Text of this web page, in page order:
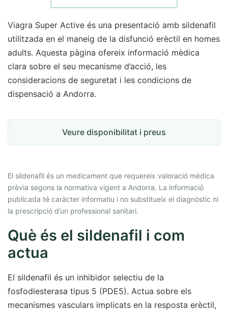
Viagra Super Active és una presentació amb sildenafil
utilitzada en el maneig de la disfunció erèctil en homes
adults. Aquesta pàgina ofereix informació mèdica
clara sobre el seu mecanisme d’acció, les
consideracions de seguretat i les condicions de
dispensació a Andorra.
Veure disponibilitat i preus
El sildenafil és un medicament que requereix valoració mèdica
prèvia segons la normativa vigent a Andorra. La informació
publicada té caràcter informatiu i no substitueix el diagnòstic ni
la prescripció d’un professional sanitari.
Què és el sildenafil i com
actua
El sildenafil és un inhibidor selectiu de la
fosfodiesterasa tipus 5 (PDE5). Actua sobre els
mecanismes vasculars implicats en la resposta erèctil,